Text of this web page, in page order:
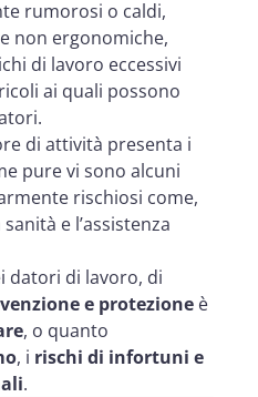
rumorosi o caldi,
non ergonomiche,
di lavoro eccessivi
ai quali possono
di attività presenta i
pure vi sono alcuni
rischiosi come,
e l’assistenza
datori di lavoro, di
e protezione è
, o quanto
, i rischi di infortuni e
.